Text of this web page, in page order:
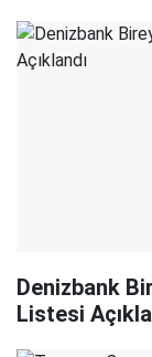
Denizbank
Listesi